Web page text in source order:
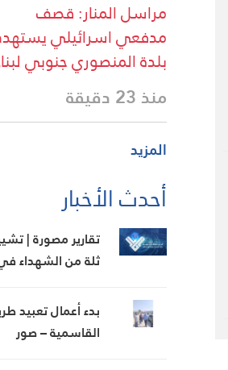
مراسل المنار: قصف
مدفعي اسرائيلي
بلدة المنصوري جنوبي
منذ 23 دقيقة
المزيد
أحدث الأخبار
تقارير مصورة |
ثلة من الشهداء
الثانية
بدء أعمال تعبيد
القاسمية – صور